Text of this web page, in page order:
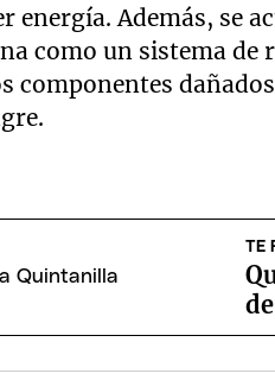
energía. Además, se
como un sistema de
componentes
TE